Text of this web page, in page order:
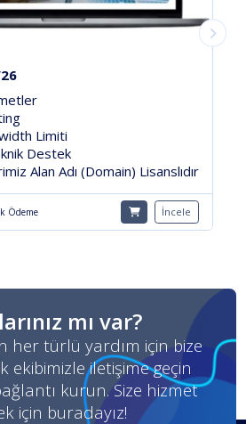
MG
10Gb Linux Hosting
Limiti
Destek
Ödeme İncele
mı var?
her türlü yardım için bize
ekibimizle iletişime geçin
kurun. Size hizmet
için buradayız!